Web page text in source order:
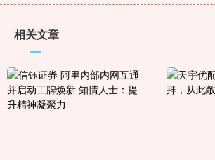
相关文章